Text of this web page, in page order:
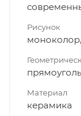
Рисунок
Материал
керамика